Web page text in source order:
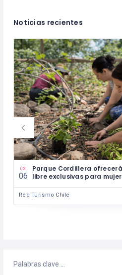
Noticias recientes
03
06
Parque Cordillera
libre exclusivas para
Red Turismo Chile